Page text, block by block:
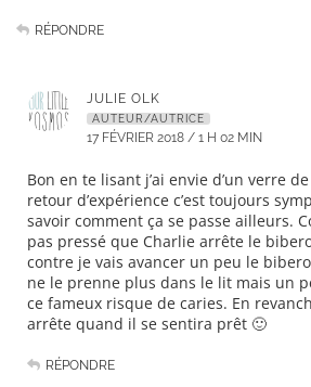
RÉPONDRE
JULIE OLK
AUTEUR/AUTRICE
17 FÉVRIER 2018 / 1 H 02 MIN
Bon en te lisant j’ai envie d’un verre
retour d’expérience c’est toujours
savoir comment ça se passe ailleurs.
pas pressé que Charlie arrête le
contre je vais avancer un peu le
ne le prenne plus dans le lit mais un
ce fameux risque de caries. En
arrête quand il se sentira prêt 🙂
RÉPONDRE